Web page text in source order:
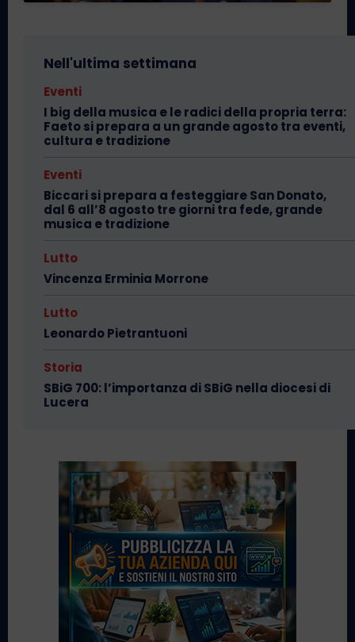
Nell'ultima settimana
Eventi
I big della musica e le radici della propria terra:
Faeto si prepara a un grande agosto tra eventi,
cultura e tradizione
Eventi
Biccari si prepara a festeggiare San Donato,
dal 6 all’8 agosto tre giorni tra fede, grande
musica e tradizione
Lutto
Vincenza Erminia Morrone
Lutto
Leonardo Pietrantuoni
Storia
SBiG 700: l’importanza di SBiG nella diocesi di
Lucera